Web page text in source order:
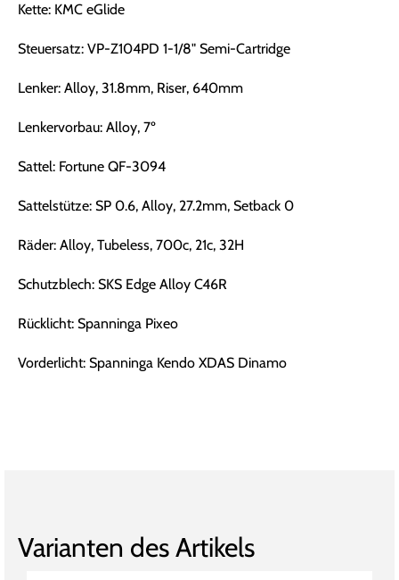
Kette: KMC eGlide
Steuersatz: VP-Z104PD 1-1/8" Semi-Cartridge
Lenker: Alloy, 31.8mm, Riser, 640mm
Lenkervorbau: Alloy, 7º
Sattel: Fortune QF-3094
Sattelstütze: SP 0.6, Alloy, 27.2mm, Setback 0
Räder: Alloy, Tubeless, 700c, 21c, 32H
Schutzblech: SKS Edge Alloy C46R
Rücklicht: Spanninga Pixeo
Vorderlicht: Spanninga Kendo XDAS Dinamo
Varianten des Artikels